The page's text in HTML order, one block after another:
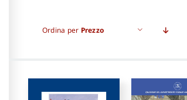
Ordina per Prezzo